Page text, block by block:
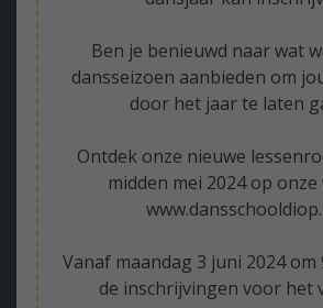
Ben je benieuwd naar wat
dansseizoen aanbieden om
door het jaar te laten
Ontdek onze nieuwe
midden mei 2024 op
Vanaf maandag 3 juni 2024
de inschrijvingen voor het